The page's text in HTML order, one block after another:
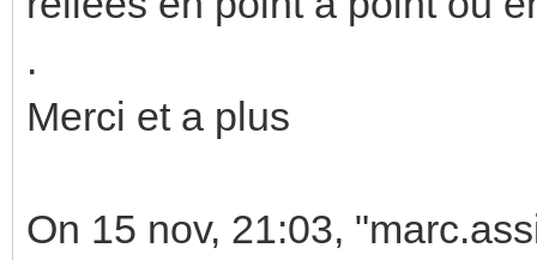
.
Merci et a plus
On 15 nov, 21:03,